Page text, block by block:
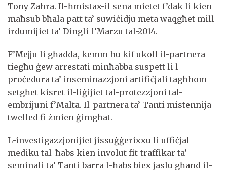
Tony Zahra. Il-ħmistax-il sena mietet f’dak li kien
maħsub bħala patt ta’ suwiċidju meta waqgħet mill-
irdumijiet ta’ Dingli f’Marzu tal-2014.
F’Mejju li għadda, kemm hu kif ukoll il-partnera
tiegħu ġew arrestati minħabba suspett li l-
proċedura ta’ inseminazzjoni artifiċjali tagħhom
setgħet kisret il-liġijiet tal-protezzjoni tal-
embrijuni f’Malta. Il-partnera ta’ Tanti mistennija
twelled fi żmien ġimgħat.
L-investigazzjonijiet jissuġġerixxu li uffiċjal
mediku tal-ħabs kien involut fit-traffikar ta’
seminali ta’ Tanti barra l-ħabs biex jaslu għand il-